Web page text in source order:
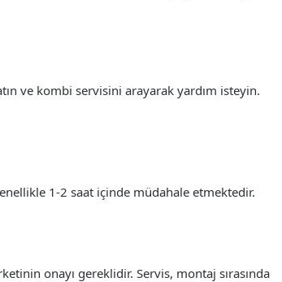
ve kombi servisini arayarak yardım isteyin.
1-2 saat içinde müdahale etmektedir.
onayı gereklidir. Servis, montaj sırasında